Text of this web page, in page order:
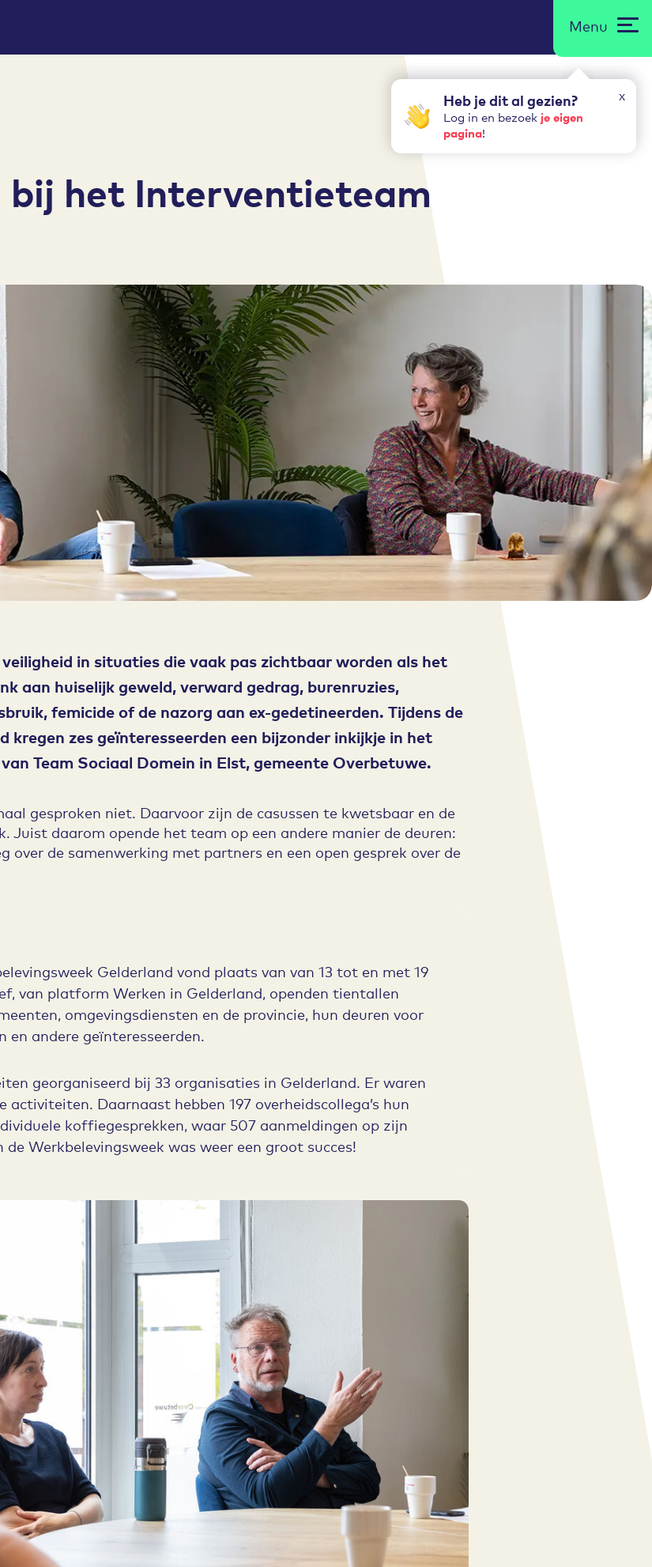
x
Heb je dit al gezien?
Log in en bezoek je eigen
pagina!
Menu
bij het Interventieteam
in situaties die vaak pas zichtbaar worden als het
aan huiselijk geweld, verward gedrag, burenruzies,
femicide of de nazorg aan ex-gedetineerden. Tijdens de
kregen zes geïnteresseerden een bijzonder inkijkje in het
Team Sociaal Domein in Elst, gemeente Overbetuwe.
gesproken niet. Daarvoor zijn de casussen te kwetsbaar en de
Juist daarom opende het team op een andere manier de deuren:
de samenwerking met partners en een open gesprek over de
Gelderland vond plaats van van 13 tot en met 19
van platform Werken in Gelderland, openden tientallen
omgevingsdiensten en de provincie, hun deuren voor
en andere geïnteresseerden.
georganiseerd bij 33 organisaties in Gelderland. Er waren
activiteiten. Daarnaast hebben 197 overheidscollega’s hun
koffiegesprekken, waar 507 aanmeldingen op zijn
Werkbelevingsweek was weer een groot succes!